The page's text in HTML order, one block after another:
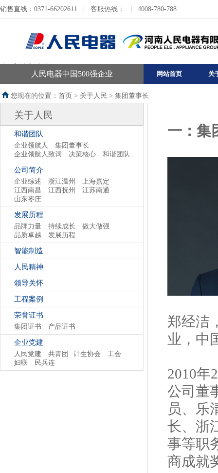
销售直线：0371-66202611 客服热线： 4008-780-788
人民电器中国500强企业 网站首页 关
您现在的位置：首页 > 关于人民 > 集团董事长
关于人民
和谐团队
企业领航人
集团董事长
企业领航人致词
决策核心 和谐团队
公司简介
企业综述 浙江温州
上海嘉定
江西南昌
江西抚州
江苏南通
山东枣庄
发展历程
品牌力量 持续成长
做大做强
品质卓越
发展历程
智能制造
人民精神
领导关怀
工程案例
荣誉证书
集团证书 产品证书
企业党建
人民党建 共青团 计生协会
工会
妇联
民兵连
一：集
郑经洁
业，中
2010年
公司董
员、乐
长、浙
事等职
商成就